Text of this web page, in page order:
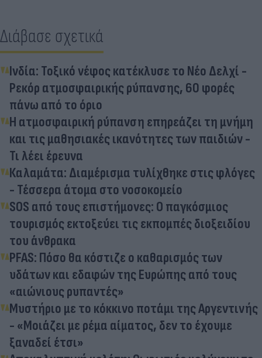
Διάβασε σχετικά
Ινδία: Τοξικό νέφος κατέκλυσε το Νέο Δελχί -
Ρεκόρ ατμοσφαιρικής ρύπανσης, 60 φορές
πάνω από το όριο
Η ατμοσφαιρική ρύπανση επηρεάζει τη μνήμη
και τις μαθησιακές ικανότητες των παιδιών -
Τι λέει έρευνα
Καλαμάτα: Διαμέρισμα τυλίχθηκε στις φλόγες
- Τέσσερα άτομα στο νοσοκομείο
SOS από τους επιστήμονες: Ο παγκόσμιος
τουρισμός εκτοξεύει τις εκπομπές διοξειδίου
του άνθρακα
PFAS: Πόσο θα κόστιζε ο καθαρισμός των
υδάτων και εδαφών της Ευρώπης από τους
«αιώνιους ρυπαντές»
Μυστήριο με το κόκκινο ποτάμι της Αργεντινής
- «Μοιάζει με ρέμα αίματος, δεν το έχουμε
ξαναδεί έτσι»